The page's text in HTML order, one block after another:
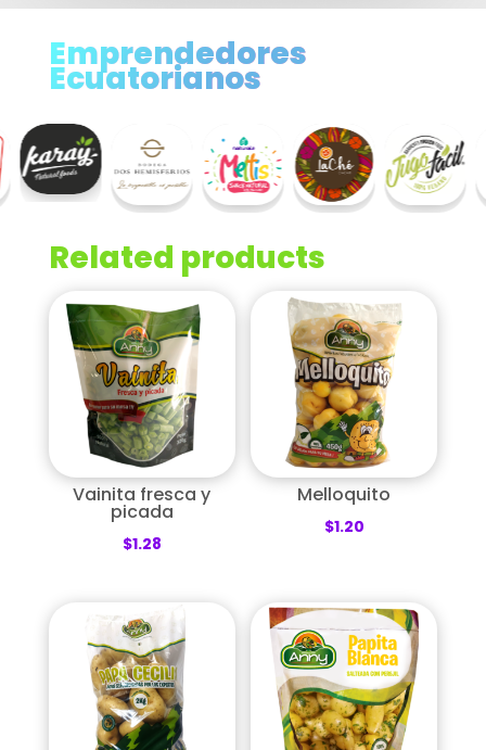
Emprendedores
Ecuatorianos
Related products
Vainita fresca y
picada
$1.28
Melloquito
$1.20